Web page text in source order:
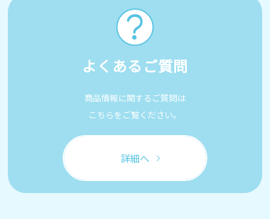
よくあるご質問
商品情報に関するご質問は
こちらをご覧ください。
詳細へ